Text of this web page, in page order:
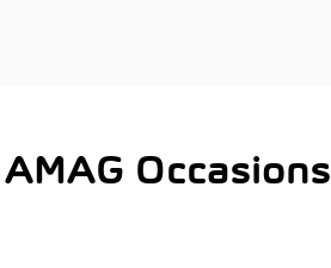
Occasions